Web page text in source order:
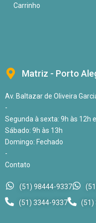
Carrinho
Matriz - Porto
Av. Baltazar de Oliveira
-
Segunda à sexta: 9h às 12h
Sábado: 9h às 13h
Domingo: Fechado
-
Contato
(51) 98444-9337
(51) 3344-9337
(51)